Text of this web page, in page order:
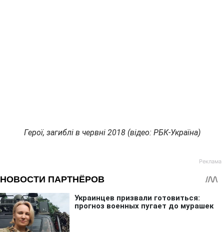
Герої, загиблі в червні 2018 (відео: РБК-Україна)